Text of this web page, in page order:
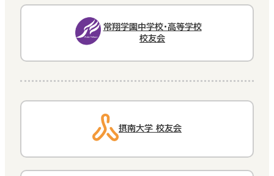
常翔学園中学校・高等学校
校友会
摂南大学 校友会